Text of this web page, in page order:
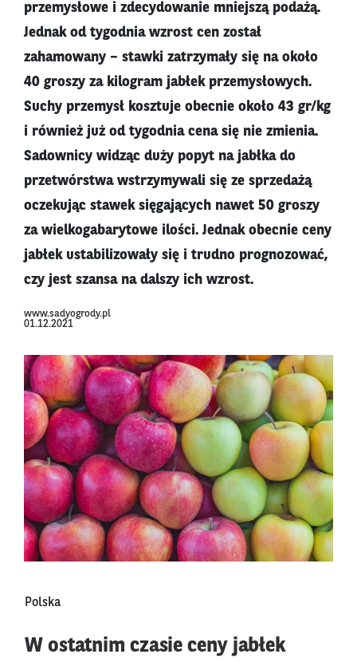
przemysłowe i zdecydowanie mniejszą podażą.
Jednak od tygodnia wzrost cen został
zahamowany – stawki zatrzymały się na około
40 groszy za kilogram jabłek przemysłowych.
Suchy przemysł kosztuje obecnie około 43 gr/kg
i również już od tygodnia cena się nie zmienia.
Sadownicy widząc duży popyt na jabłka do
przetwórstwa wstrzymywali się ze sprzedażą
oczekując stawek sięgających nawet 50 groszy
za wielkogabarytowe ilości. Jednak obecnie ceny
jabłek ustabilizowały się i trudno prognozować,
czy jest szansa na dalszy ich wzrost.
www.sadyogrody.pl
01.12.2021
Polska
W ostatnim czasie ceny jabłek